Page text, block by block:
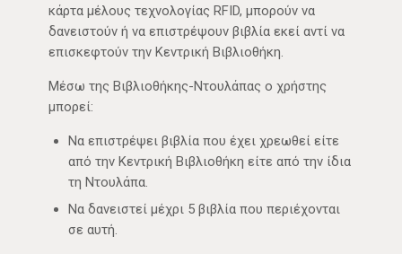
κάρτα μέλους τεχνολογίας RFID, μπορούν να
δανειστούν ή να επιστρέψουν βιβλία εκεί αντί να
επισκεφτούν την Κεντρική Βιβλιοθήκη.
Μέσω της Βιβλιοθήκης-Ντουλάπας ο χρήστης
μπορεί:
Να επιστρέψει βιβλία που έχει χρεωθεί είτε
από την Κεντρική Βιβλιοθήκη είτε από την ίδια
τη Ντουλάπα.
Να δανειστεί μέχρι 5 βιβλία που περιέχονται
σε αυτή.